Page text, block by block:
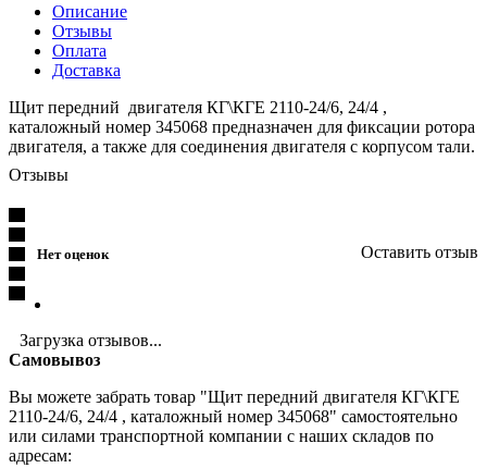
Описание
Отзывы
Оплата
Доставка
Щит передний двигателя КГ\КГЕ 2110-24/6, 24/4 ,
каталожный номер 345068 предназначен для фиксации ротора
двигателя, а также для соединения двигателя с корпусом тали.
Отзывы
Нет оценок Оставить отзыв
Загрузка отзывов...
Самовывоз
Вы можете забрать товар "Щит передний двигателя КГ\КГЕ
2110-24/6, 24/4 , каталожный номер 345068" самостоятельно
или силами транспортной компании с наших складов по
адресам: